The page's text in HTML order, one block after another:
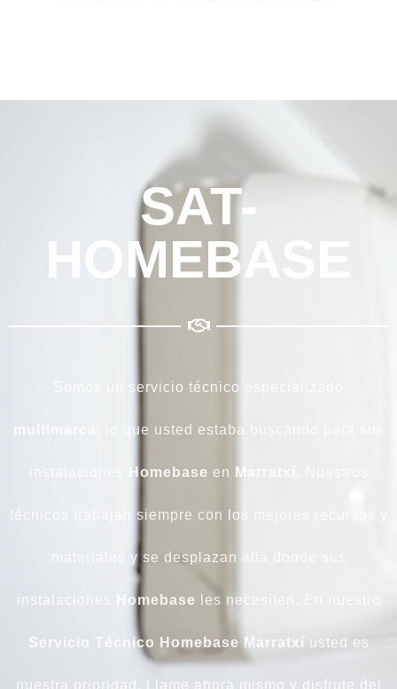
SAT-
HOMEBASE
Somos un servicio técnico especializado
, lo que usted estaba buscando para sus
Homebase en Marratxí
técnicos trabajan siempre con los mejores recursos y
materiales y se desplazan allá donde sus
instalaciones Homebase les necesiten. En nuestro
Servicio Técnico Homebase Marratxí usted es
nuestra prioridad. Llame ahora mismo y disfrute del